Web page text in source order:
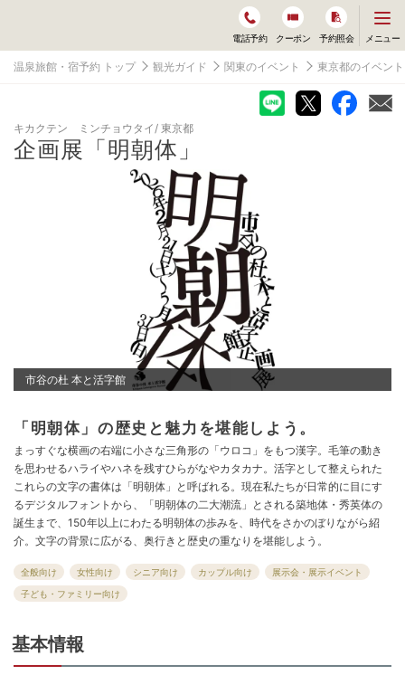
電話予約 クーポン 予約照会
ニ
ー
開
く
メニュー
温泉旅館・宿予約 トップ 観光ガイド 関東のイベント 東京都のイベント
キカクテン ミンチョウタイ 東京都
企画展「明朝体」
市谷の杜 本と活字館
「明朝体」の歴史と魅力を堪能しよう。
まっすぐな横画の右端に小さな三角形の「ウロコ」をもつ漢字。毛筆の動き
を思わせるハライやハネを残すひらがなやカタカナ。活字として整えられた
これらの文字の書体は「明朝体」と呼ばれる。現在私たちが日常的に目にす
るデジタルフォントから、「明朝体の二大潮流」とされる築地体・秀英体の
誕生まで、150年以上にわたる明朝体の歩みを、時代をさかのぼりながら紹
介。文字の背景に広がる、奥行きと歴史の重なりを堪能しよう。
全般向け 女性向け シニア向け カップル向け
展示会・展示イベント
子ども・ファミリー向け
基本情報